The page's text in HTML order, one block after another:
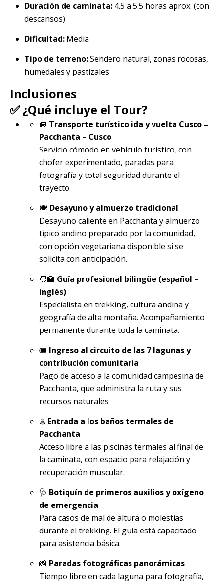
Duración de caminata: 4.5 a 5.5 horas aprox. (con
descansos)
Dificultad: Media
Tipo de terreno:Sendero natural, zonas rocosas,
humedales y pastizales
Inclusiones
✅ ¿Qué incluye el Tour?
🚐 Transporte turístico ida y vuelta Cusco –
Pacchanta – Cusco
Servicio cómodo en vehículo turístico, con
chofer experimentado, paradas para
fotografía y total seguridad durante el
trayecto.
🍽️ Desayuno y almuerzo tradicional
Desayuno caliente en Pacchanta y almuerzo
típico andino preparado por la comunidad,
con opción vegetariana disponible si se
solicita con anticipación.
🧑‍🏫 Guía profesional bilingüe (español –
inglés)
Especialista en trekking, cultura andina y
geografía de alta montaña. Acompañamiento
permanente durante toda la caminata.
🎟️ Ingreso al circuito de las 7 lagunas y
contribución comunitaria
Pago de acceso a la comunidad campesina de
Pacchanta, que administra la ruta y sus
recursos naturales.
♨️ Entrada a los baños termales de
Pacchanta
Acceso libre a las piscinas termales al final de
la caminata, con espacio para relajación y
recuperación muscular.
🩺 Botiquín de primeros auxilios y oxígeno
de emergencia
Para casos de mal de altura o molestias
durante el trekking. El guía está capacitado
para asistencia básica.
📸 Paradas fotográficas panorámicas
Tiempo libre en cada laguna para fotografía,